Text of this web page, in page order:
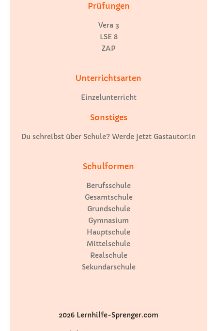
Prüfungen
Vera 3
LSE 8
ZAP
Unterrichtsarten
Einzelunterricht
Sonstiges
Du schreibst über Schule? Werde jetzt Gastautor:in
Schulformen
Berufsschule
Gesamtschule
Grundschule
Gymnasium
Hauptschule
Mittelschule
Realschule
Sekundarschule
2026 Lernhilfe-Sprenger.com